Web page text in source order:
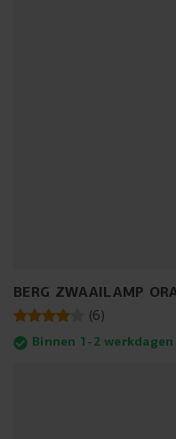
BERG ZWAAILAMP
(6)
Binnen 1-2